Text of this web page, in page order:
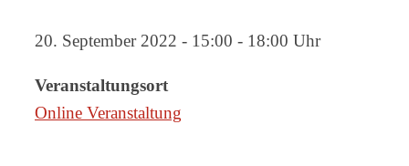
20. September 2022 - 15:00 - 18:00 Uhr
Veranstaltungsort
Online Veranstaltung